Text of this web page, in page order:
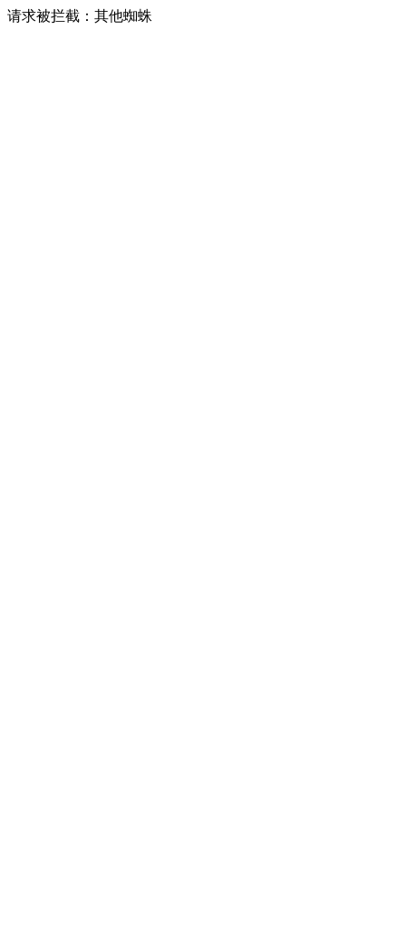
请求被拦截：其他蜘蛛